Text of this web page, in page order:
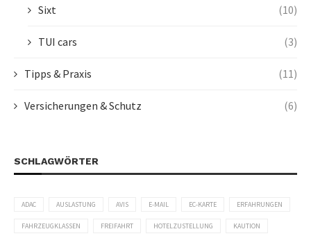
Sixt (10)
TUI cars (3)
Tipps & Praxis (11)
Versicherungen & Schutz (6)
SCHLAGWÖRTER
ADAC AUSLASTUNG AVIS E-MAIL EC-KARTE ERFAHRUNGEN
FAHRZEUGKLASSEN FREIFAHRT HOTELZUSTELLUNG KAUTION